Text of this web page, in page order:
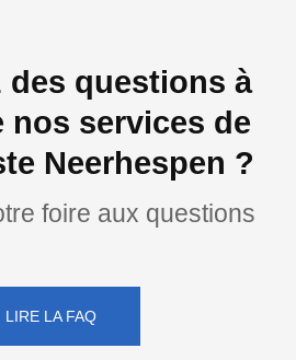
des questions à
nos services de
Neerhespen ?
foire aux questions
LIRE LA FAQ